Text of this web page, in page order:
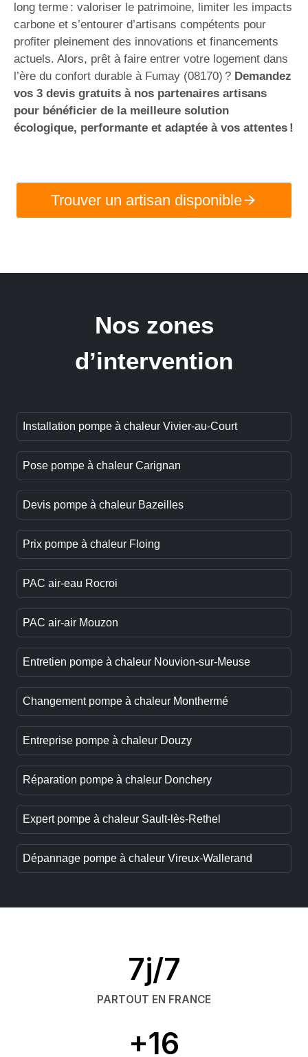
long terme : valoriser le patrimoine, limiter les impacts
carbone et s’entourer d’artisans compétents pour
profiter pleinement des innovations et financements
actuels. Alors, prêt à faire entrer votre logement dans
l’ère du confort durable à Fumay (08170) ? Demandez
vos 3 devis gratuits à nos partenaires artisans
pour bénéficier de la meilleure solution
écologique, performante et adaptée à vos attentes !
Trouver un artisan disponible
Nos zones
d’intervention
Installation pompe à chaleur Vivier-au-Court
Pose pompe à chaleur Carignan
Devis pompe à chaleur Bazeilles
Prix pompe à chaleur Floing
PAC air-eau Rocroi
PAC air-air Mouzon
Entretien pompe à chaleur Nouvion-sur-Meuse
Changement pompe à chaleur Monthermé
Entreprise pompe à chaleur Douzy
Réparation pompe à chaleur Donchery
Expert pompe à chaleur Sault-lès-Rethel
Dépannage pompe à chaleur Vireux-Wallerand
7j/7
PARTOUT EN FRANCE
+16